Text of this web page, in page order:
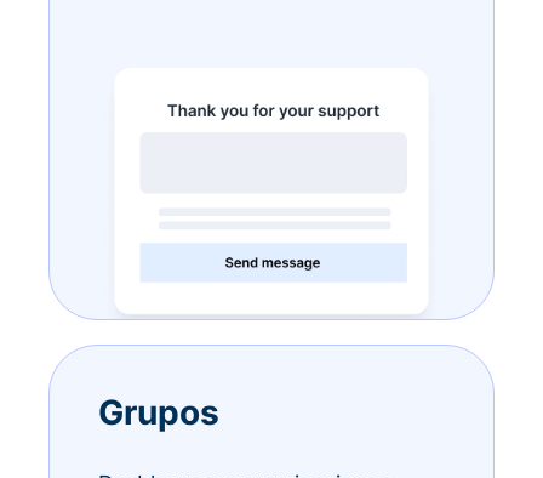
Grupos